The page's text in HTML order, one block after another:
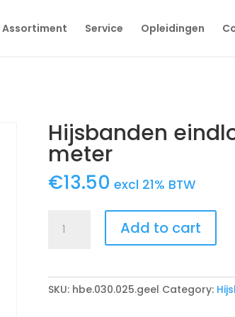
Assortiment Service Opleidingen
Hijsbanden
meter
€13.50 excl 21% BTW
eindloos
-
Add to cart
SKU: hbe.030.025.geel Category: